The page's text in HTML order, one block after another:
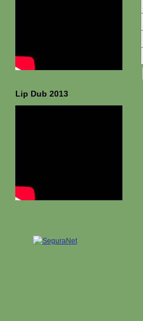
Lip Dub 2013